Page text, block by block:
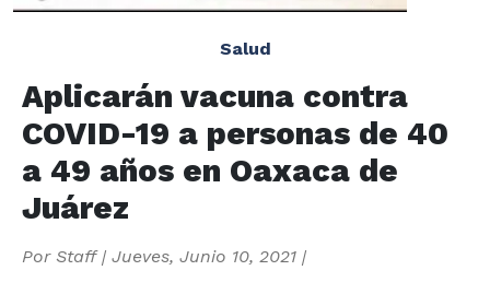
Salud
Aplicarán vacuna contra
COVID-19 a personas de 40
a 49 años en Oaxaca de
Juárez
Por Staff| Jueves, Junio 10, 2021 |